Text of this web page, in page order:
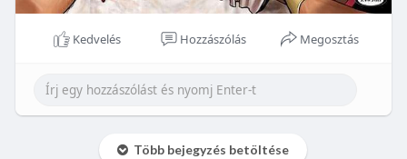
Kedvelés Hozzászólás Megosztás
Több bejegyzés betöltése